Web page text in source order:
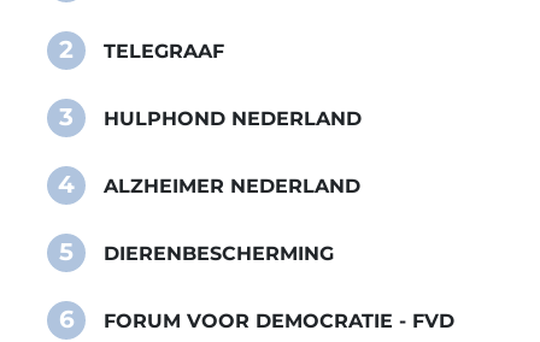
2 TELEGRAAF
3 HULPHOND NEDERLAND
4 ALZHEIMER NEDERLAND
5 DIERENBESCHERMING
6 FORUM VOOR DEMOCRATIE - FVD